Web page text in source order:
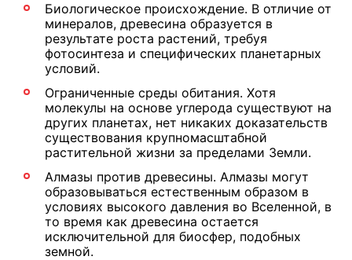
Биологическое происхождение. В отличие от
минералов, древесина образуется в
результате роста растений, требуя
фотосинтеза и специфических планетарных
условий.
Ограниченные среды обитания. Хотя
молекулы на основе углерода существуют на
других планетах, нет никаких доказательств
существования крупномасштабной
растительной жизни за пределами Земли.
Алмазы против древесины. Алмазы могут
образовываться естественным образом в
условиях высокого давления во Вселенной, в
то время как древесина остается
исключительной для биосфер, подобных
земной.